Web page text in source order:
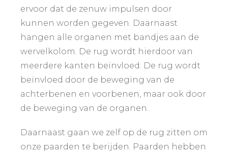
ervoor dat de zenuw impulsen door
kunnen worden gegeven. Daarnaast
hangen alle organen met bandjes aan de
wervelkolom. De rug wordt hierdoor van
meerdere kanten beïnvloed. De rug wordt
beïnvloed door de beweging van de
achterbenen en voorbenen, maar ook door
de beweging van de organen.
Daarnaast gaan we zelf op de rug zitten om
onze paarden te berijden. Paarden hebben